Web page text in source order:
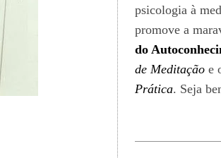
psicologia à
promove a
do
de Meditação e
Prática. Seja